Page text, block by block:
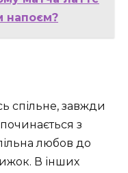
напоєм?
спільне, завжди
з
любов до
В інших